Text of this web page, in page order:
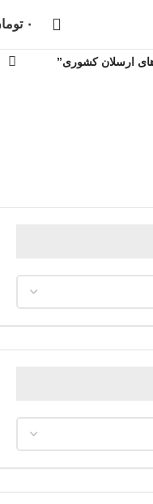
۰
ارسلان کشوری”